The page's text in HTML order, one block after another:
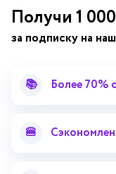
справочник
отавтор24
Лекторий
Получи 1
за подписку на
📚 Более 70%
🍔